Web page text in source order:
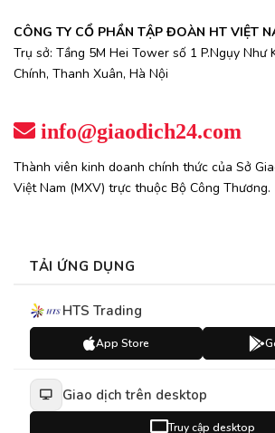
CÔNG TY CỔ PHẦN TẬP ĐOÀN HT VIỆT
Trụ sở: Tầng 5M Hei Tower số 1 P.Ngụy Như
Chính, Thanh Xuân, Hà Nội
info@giaodich24.com
Thành viên kinh doanh chính thức của Sở
Việt Nam (MXV) trực thuộc Bộ Công Thương.
TẢI ỨNG DỤNG
HTS Trading
App Store
Giao dịch trên desktop
Truy cập desktop